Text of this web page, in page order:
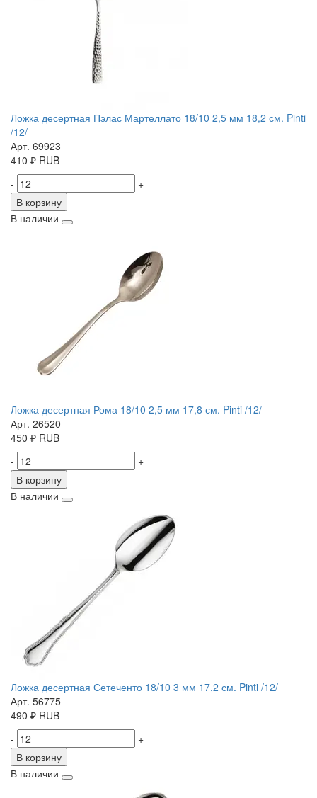
Ложка десертная Пэлас Мартеллато 18/10 2,5 мм 18,2 см. Pinti
/12/
Арт. 69923
410 ₽ RUB
-
+
В корзину
В наличии
Ложка десертная Рома 18/10 2,5 мм 17,8 см. Pinti /12/
Арт. 26520
450 ₽ RUB
-
+
В корзину
В наличии
Ложка десертная Сетеченто 18/10 3 мм 17,2 см. Pinti /12/
Арт. 56775
490 ₽ RUB
-
+
В корзину
В наличии